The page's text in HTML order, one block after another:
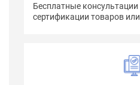
Бесплатные
сертификации товаров или